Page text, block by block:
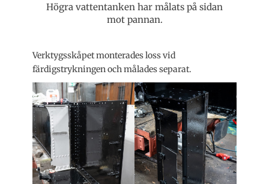
Högra vattentanken har målats på sidan
mot pannan.
Verktygsskåpet monterades loss vid
färdigstrykningen och målades separat.